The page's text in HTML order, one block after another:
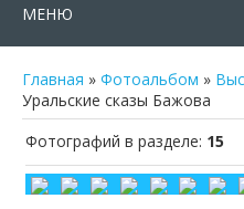
МЕНЮ
Главная » Фотоальбом »
Уральские сказы Бажова
Фотографий в разделе: 15